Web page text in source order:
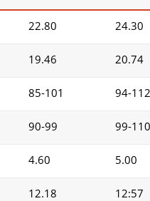
22.80 24.30
19.46 20.74
85-101 94-112
90-99 99-110
4.60 5.00
12.18 12:57